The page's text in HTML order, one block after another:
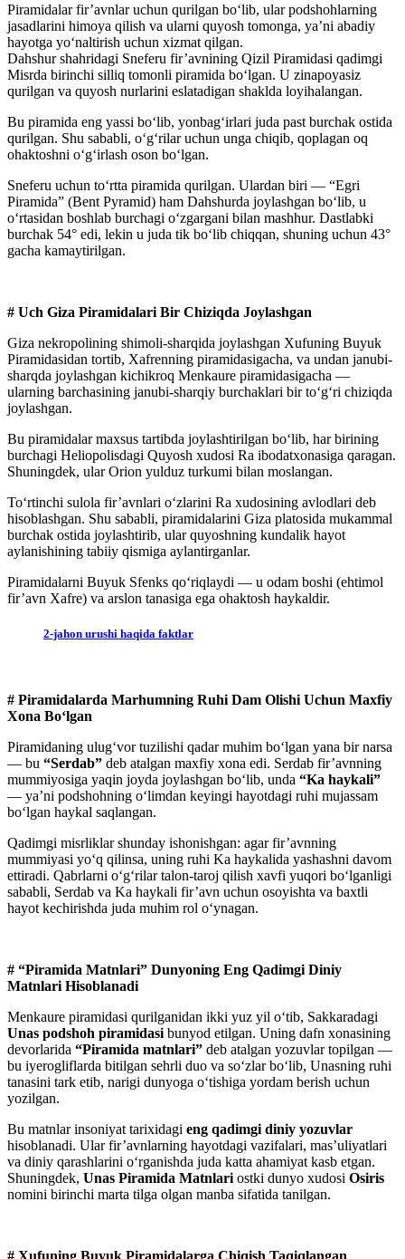
Piramidalar fir’avnlar uchun qurilgan bo‘lib, ular podshohlarning
jasadlarini himoya qilish va ularni quyosh tomonga, ya’ni abadiy
hayotga yo‘naltirish uchun xizmat qilgan.
Dahshur shahridagi Sneferu fir’avnining Qizil Piramidasi qadimgi
Misrda birinchi silliq tomonli piramida bo‘lgan. U zinapoyasiz
qurilgan va quyosh nurlarini eslatadigan shaklda loyihalangan.
Bu piramida eng yassi bo‘lib, yonbag‘irlari juda past burchak ostida
qurilgan. Shu sababli, o‘g‘rilar uchun unga chiqib, qoplagan oq
ohaktoshni o‘g‘irlash oson bo‘lgan.
Sneferu uchun to‘rtta piramida qurilgan. Ulardan biri — “Egri
Piramida” (Bent Pyramid) ham Dahshurda joylashgan bo‘lib, u
o‘rtasidan boshlab burchagi o‘zgargani bilan mashhur. Dastlabki
burchak 54° edi, lekin u juda tik bo‘lib chiqqan, shuning uchun 43°
gacha kamaytirilgan.
# Uch Giza Piramidalari Bir Chiziqda Joylashgan
Giza nekropolining shimoli-sharqida joylashgan Xufuning Buyuk
Piramidasidan tortib, Xafrenning piramidasigacha, va undan janubi-
sharqda joylashgan kichikroq Menkaure piramidasigacha —
ularning barchasining janubi-sharqiy burchaklari bir to‘g‘ri chiziqda
joylashgan.
Bu piramidalar maxsus tartibda joylashtirilgan bo‘lib, har birining
burchagi Heliopolisdagi Quyosh xudosi Ra ibodatxonasiga qaragan.
Shuningdek, ular Orion yulduz turkumi bilan moslangan.
To‘rtinchi sulola fir’avnlari o‘zlarini Ra xudosining avlodlari deb
hisoblashgan. Shu sababli, piramidalarini Giza platosida mukammal
burchak ostida joylashtirib, ular quyoshning kundalik hayot
aylanishining tabiiy qismiga aylantirganlar.
Piramidalarni Buyuk Sfenks qo‘riqlaydi — u odam boshi (ehtimol
fir’avn Xafre) va arslon tanasiga ega ohaktosh haykaldir.
2-jahon urushi haqida faktlar
# Piramidalarda Marhumning Ruhi Dam Olishi Uchun Maxfiy
Xona Bo‘lgan
Piramidaning ulug‘vor tuzilishi qadar muhim bo‘lgan yana bir narsa
— bu “Serdab” deb atalgan maxfiy xona edi. Serdab fir’avnning
mummiyosiga yaqin joyda joylashgan bo‘lib, unda “Ka haykali”
— ya’ni podshohning o‘limdan keyingi hayotdagi ruhi mujassam
bo‘lgan haykal saqlangan.
Qadimgi misrliklar shunday ishonishgan: agar fir’avnning
mummiyasi yo‘q qilinsa, uning ruhi Ka haykalida yashashni davom
ettiradi. Qabrlarni o‘g‘rilar talon-taroj qilish xavfi yuqori bo‘lganligi
sababli, Serdab va Ka haykali fir’avn uchun osoyishta va baxtli
hayot kechirishda juda muhim rol o‘ynagan.
# “Piramida Matnlari” Dunyoning Eng Qadimgi Diniy
Matnlari Hisoblanadi
Menkaure piramidasi qurilganidan ikki yuz yil o‘tib, Sakkaradagi
Unas podshoh piramidasi bunyod etilgan. Uning dafn xonasining
devorlarida “Piramida matnlari” deb atalgan yozuvlar topilgan —
bu iyerogliflarda bitilgan sehrli duo va so‘zlar bo‘lib, Unasning ruhi
tanasini tark etib, narigi dunyoga o‘tishiga yordam berish uchun
yozilgan.
Bu matnlar insoniyat tarixidagi eng qadimgi diniy yozuvlar
hisoblanadi. Ular fir’avnlarning hayotdagi vazifalari, mas’uliyatlari
va diniy qarashlarini o‘rganishda juda katta ahamiyat kasb etgan.
Shuningdek, Unas Piramida Matnlari ostki dunyo xudosi Osiris
nomini birinchi marta tilga olgan manba sifatida tanilgan.
# Xufuning Buyuk Piramidalarga Chiqish Taqiqlangan